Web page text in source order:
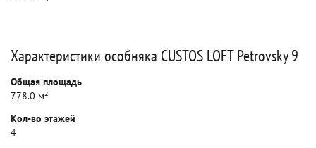
Характеристики особняка CUSTOS LOFT Petrovsky 9
Общая площадь
778.0 м²
Кол-во этажей
4